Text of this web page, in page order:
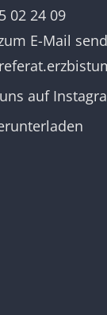
02 24 09
E-Mail
auf